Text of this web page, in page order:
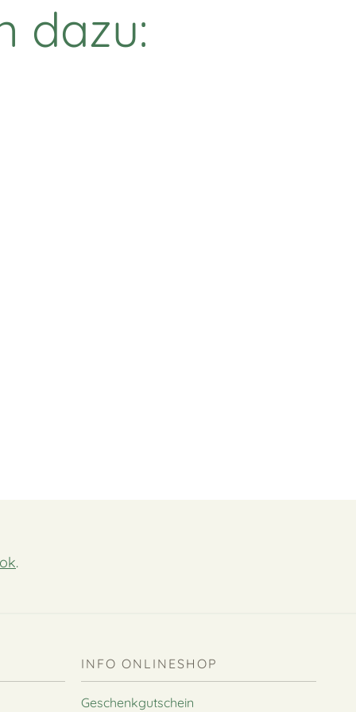
dazu:
.
INFO ONLINESHOP
Geschenkgutschein